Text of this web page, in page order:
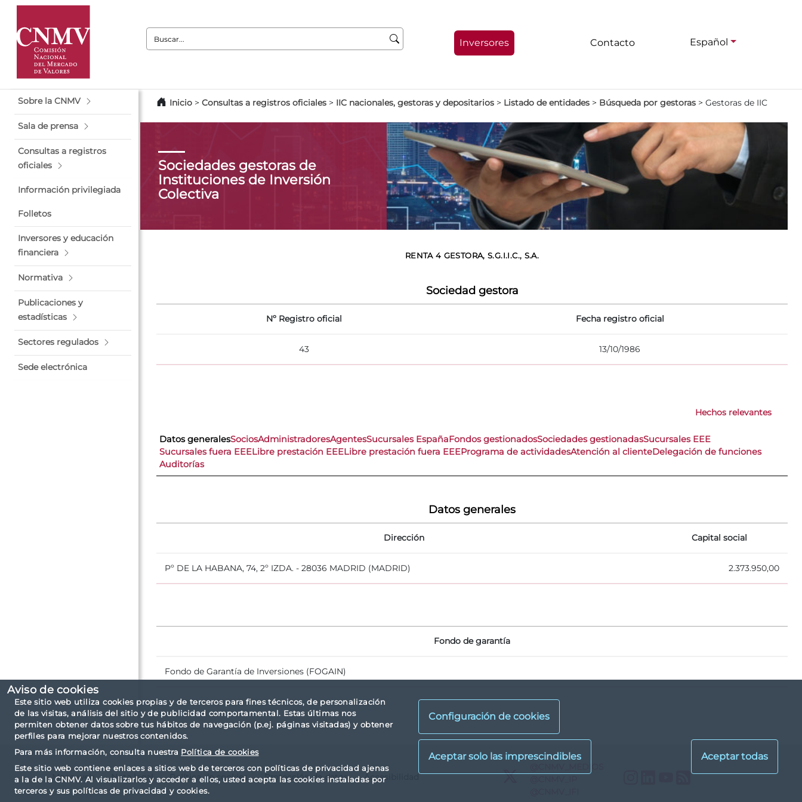
Aviso de cookies
Este sitio web utiliza cookies propias y de terceros para fines técnicos, de personalización
de las visitas, análisis del sitio y de publicidad comportamental. Estas últimas nos
permiten obtener datos sobre tus hábitos de navegación (p.ej. páginas visitadas) y obtener
perfiles para mejorar nuestros contenidos.
Para más información, consulta nuestra Política de cookies
Este sitio web contiene enlaces a sitios web de terceros con políticas de privacidad ajenas
a la de la CNMV. Al visualizarlos y acceder a ellos, usted acepta las cookies instaladas por
terceros y sus políticas de privacidad y cookies.
Configuración de cookies
Buscar:
Inversores Contacto Español
Sobre la CNMV
Sala de prensa
Consultas a registros
oficiales
Información privilegiada
Folletos
Inversores y educación
financiera
Normativa
Publicaciones y
estadísticas
Sectores regulados
Sede electrónica
Inicio > Consultas a registros oficiales > IIC nacionales, gestoras y depositarios > Listado de entidades > Búsqueda por gestoras > Gestoras de IIC
Sociedades gestoras de
Instituciones de Inversión
Colectiva
RENTA 4 GESTORA, S.G.I.I.C., S.A.
Sociedad gestora
Nº Registro oficial Fecha registro oficial
43 13/10/1986
Hechos relevantes
Datos generalesSociosAdministradoresAgentesSucursales EspañaFondos gestionadosSociedades gestionadasSucursales EEE
Sucursales fuera EEELibre prestación EEELibre prestación fuera EEEPrograma de actividadesAtención al clienteDelegación de funciones
Auditorías
Datos generales
Dirección Capital social
Pº DE LA HABANA, 74, 2º IZDA. - 28036 MADRID (MADRID) 2.373.950,00
Fondo de garantía
Fondo de Garantía de Inversiones (FOGAIN)
Mapa web Nota legal Política de cookies Protección de datos Accesibilidad Instagram
LinkedIn
YouTube
RSS